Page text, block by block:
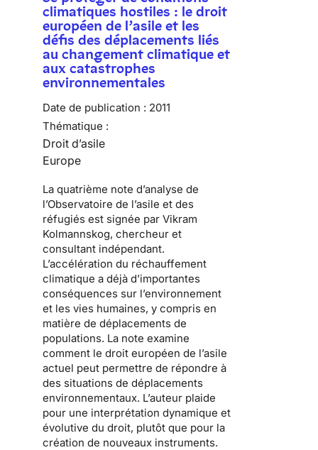
climatiques hostiles : le droit
européen de l’asile et les
défis des déplacements liés
au changement climatique et
aux catastrophes
environnementales
Date de publication : 2011
Thématique :
Droit d’asile
Europe
La quatrième note d’analyse de
l’Observatoire de l’asile et des
réfugiés est signée par Vikram
Kolmannskog, chercheur et
consultant indépendant.
L’accélération du réchauffement
climatique a déjà d’importantes
conséquences sur l’environnement
et les vies humaines, y compris en
matière de déplacements de
populations. La note examine
comment le droit européen de l’asile
actuel peut permettre de répondre à
des situations de déplacements
environnementaux. L’auteur plaide
pour une interprétation dynamique et
évolutive du droit, plutôt que pour la
création de nouveaux instruments.